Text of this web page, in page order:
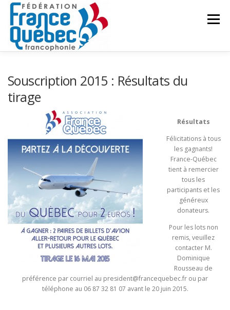
Aller
contenu
Menu
ACTUALITÉS
INTRANET
Souscription 2015 : Résultats du
tirage
Résultats
Félicitations à tous
les gagnants!
France-Québec
tient à remercier
tous les
participants et les
généreux
donateurs.
Pour les lots non
remis, veuillez
contacter M.
Dominique
Rousseau de
préférence par courriel au president@francequebec.fr ou par
téléphone au 06 87 32 81 07 avant le 20 juin 2015.